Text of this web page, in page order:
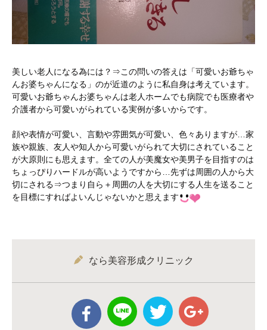
美しい老人になる為には？⇒この問いの答えは「可愛いお爺ちゃ
んお婆ちゃんになる」のが近道のように私自身は考えています。
可愛いお爺ちゃんお婆ちゃんは老人ホームでも病院でも医療者や
介護者から可愛いがられている実例が多いからです。
顔や表情が可愛い、言動や雰囲気が可愛い、色々ありますが…家
族や親族、友人や知人から可愛いがられて大切にされていること
が大原則にも思えます。全ての人が美魔女や美男子を目指すのは
ちょっぴりハードルが高いようですから…先ずは周囲の人から大
切にされる⇒つまり自ら＋周囲の人を大切にする人生を送ること
を目標にすればよいんじゃないかと思えます
なら美容形成クリニック